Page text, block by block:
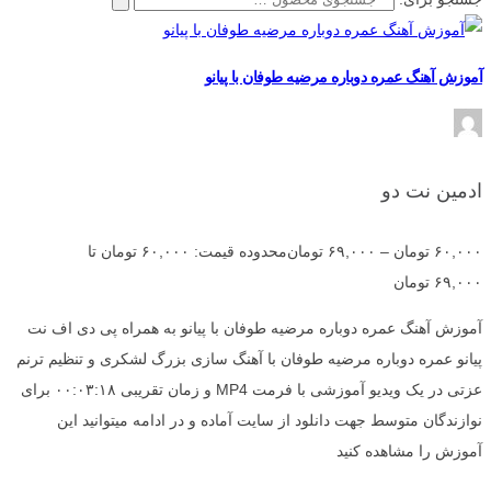
آموزش آهنگ عمره دوباره مرضیه طوفان با پیانو
ادمین نت دو
۶۰,۰۰۰ تومان – ۶۹,۰۰۰ تومان
محدوده قیمت: ۶۰,۰۰۰ تومان تا
۶۹,۰۰۰ تومان
آموزش آهنگ عمره دوباره مرضیه طوفان با پیانو به همراه پی دی اف نت
پیانو عمره دوباره مرضیه طوفان با آهنگ سازی بزرگ لشکری و تنظیم ترنم
عزتی در یک ویدیو آموزشی با فرمت MP4 و زمان تقریبی ۰۰:۰۳:۱۸ برای
نوازندگان متوسط جهت دانلود از سایت آماده و در ادامه میتوانید این
آموزش را مشاهده کنید